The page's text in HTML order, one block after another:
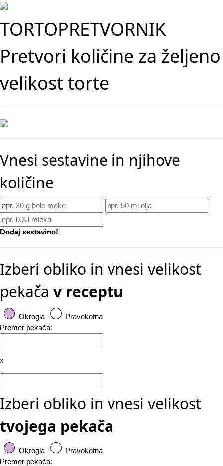
TORTOPRETVORNIK
Pretvori količine za željeno
velikost torte
Vnesi sestavine in njihove
količine
Dodaj sestavino!
Izberi obliko in vnesi velikost
pekača v receptu
Okrogla
Pravokotna
Premer pekača:
x
Izberi obliko in vnesi velikost
tvojega pekača
Okrogla
Pravokotna
Premer pekača: